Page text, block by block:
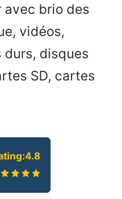
avec brio des
vidéos,
durs, disques
SD, cartes